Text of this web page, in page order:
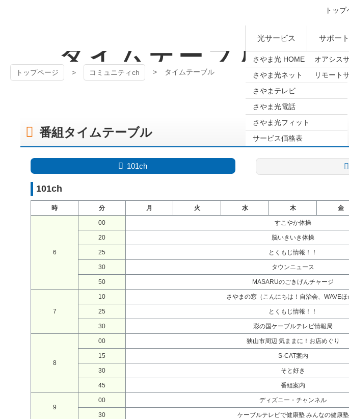
テレビ
トッ
光サービス
さやま光 HOME
さやま光ネット
さやまテレビ
さやま光電話
さやま光フィット
サービス価格表
サポー
オアシス
リモート
タイムテーブル
トップページ コミュニティch タイムテーブル
番組タイムテーブル
101ch
101ch
時 分 月 火 水 木 金
6
00 すこやか体操
20 脳いきいき体操
25 とくもじ情報！！
30 タウンニュース
50 MASARUのごきげんチャージ
7
10 さやまの窓（こんにちは！自治会、WAVEほ
25 とくもじ情報！！
30 彩の国ケーブルテレビ情報局
8
00 狭山市周辺 気ままに！お店めぐり
15 S-CAT案内
30 そと好き
45 番組案内
9
00 ディズニー・チャンネル
30 ケーブルテレビで健康塾 みんなの健康塾